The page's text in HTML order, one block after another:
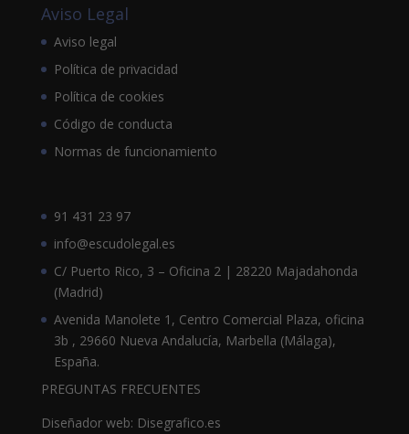
Aviso Legal
Aviso legal
Política de privacidad
Política de cookies
Código de conducta
Normas de funcionamiento
91 431 23 97
info@escudolegal.es
C/ Puerto Rico, 3 – Oficina 2 | 28220 Majadahonda
(Madrid)
Avenida Manolete 1, Centro Comercial Plaza, oficina
3b , 29660 Nueva Andalucía, Marbella (Málaga),
España.
PREGUNTAS FRECUENTES
Diseñador web: Disegrafico.es